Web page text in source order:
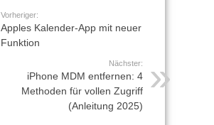
Vorheriger:
Apples Kalender-App mit neuer
Funktion
Nächster:
iPhone MDM entfernen: 4
Methoden für vollen Zugriff
(Anleitung 2025)